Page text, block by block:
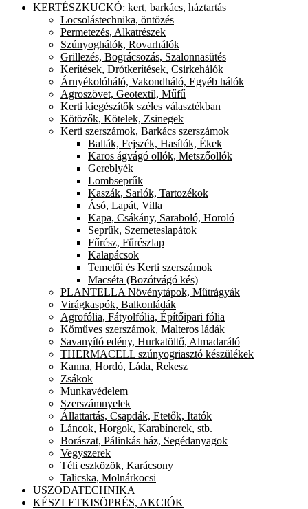
KERTÉSZKUCKÓ: kert, barkács, háztartás
Locsolástechnika, öntözés
Permetezés, Alkatrészek
Szúnyoghálók, Rovarhálók
Grillezés, Bográcsozás, Szalonnasütés
Kerítések, Drótkerítések, Csirkehálók
Árnyékolóháló, Vakondháló, Egyéb hálók
Agroszövet, Geotextil, Műfű
Kerti kiegészítők széles választékban
Kötözők, Kötelek, Zsinegek
Kerti szerszámok, Barkács szerszámok
Balták, Fejszék, Hasítók, Ékek
Karos ágvágó ollók, Metszőollók
Gereblyék
Lombseprűk
Kaszák, Sarlók, Tartozékok
Ásó, Lapát, Villa
Kapa, Csákány, Saraboló, Horoló
Seprűk, Szemeteslapátok
Fűrész, Fűrészlap
Kalapácsok
Temetői és Kerti szerszámok
Macséta (Bozótvágó kés)
PLANTELLA Növénytápok, Műtrágyák
Virágkaspók, Balkonládák
Agrofólia, Fátyolfólia, Építőipari fólia
Kőműves szerszámok, Malteros ládák
Savanyító edény, Hurkatöltő, Almadaráló
THERMACELL szúnyogriasztó készülékek
Kanna, Hordó, Láda, Rekesz
Zsákok
Munkavédelem
Szerszámnyelek
Állattartás, Csapdák, Etetők, Itatók
Láncok, Horgok, Karabínerek, stb.
Borászat, Pálinkás ház, Segédanyagok
Vegyszerek
Téli eszközök, Karácsony
Talicska, Molnárkocsi
USZODATECHNIKA
KÉSZLETKISÖPRÉS, AKCIÓK